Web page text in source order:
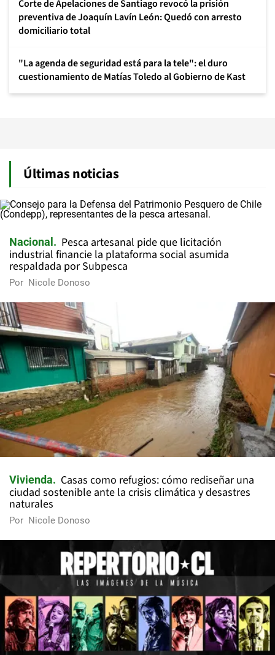
Corte de Apelaciones de Santiago revocó la prisión
preventiva de Joaquín Lavín León: Quedó con arresto
domiciliario total
"La agenda de seguridad está para la tele": el duro
cuestionamiento de Matías Toledo al Gobierno de Kast
Últimas noticias
Nacional
Pesca artesanal pide que licitación
industrial financie la plataforma social asumida
respaldada por Subpesca
Por Nicole Donoso
Vivienda
Casas como refugios: cómo rediseñar una
ciudad sostenible ante la crisis climática y desastres
naturales
Por Nicole Donoso